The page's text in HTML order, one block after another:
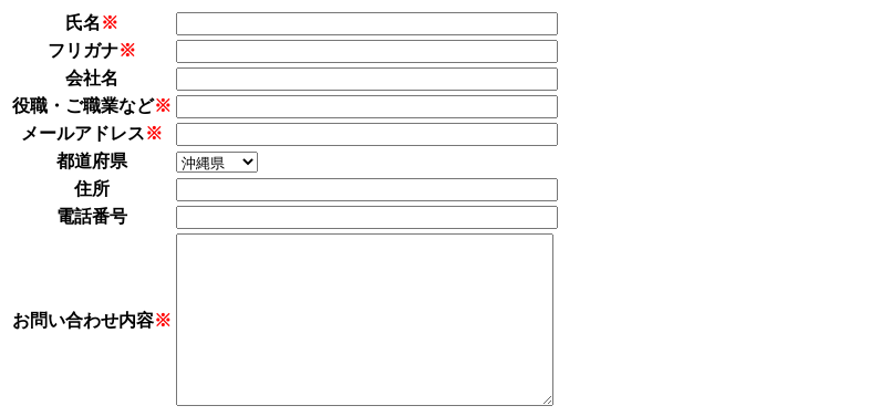
氏名 ※
フリガナ※
会社名
役職・ご職業など※
メールアドレス※
都道府県
住所
電話番号
お問い合わせ内容※